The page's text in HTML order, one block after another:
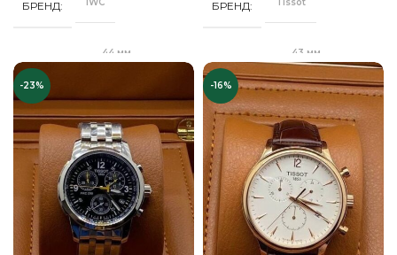
БРЕНД IWC
44 мм
ЗАСТЕЖКА "Бабочка"
КОРПУС
Качественная
часовая сталь
МЕХАНИЗМ Кварц
БРЕНД Tissot
43 мм
ЗАСТЕЖКА "Бабочка"
КОРПУС
Качественная
часовая сталь
МЕХАНИЗМ Кварц
-23% -16%